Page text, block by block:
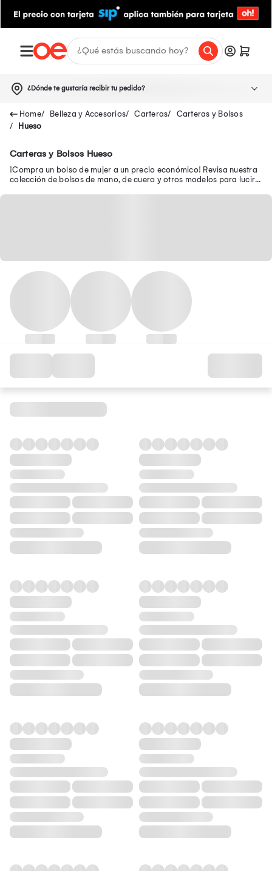
¿Dónde te gustaría recibir tu pedido?
Belleza y Accesorios Carteras
Carteras y Bolsos
Hueso
Carteras y Bolsos Hueso
¡Compra un bolso de mujer a un precio económico! Revisa nuestra
colección de bolsos de mano, de cuero y otros modelos para lucir a